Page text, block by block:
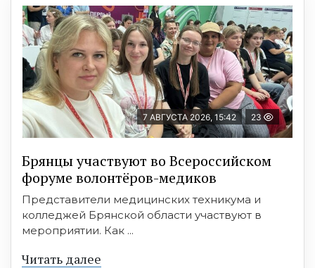
7 АВГУСТА 2026, 15:42 23
Брянцы участвуют во Всероссийском
форуме волонтёров-медиков
Представители медицинских техникума и
колледжей Брянской области участвуют в
мероприятии. Как ...
Читать далее